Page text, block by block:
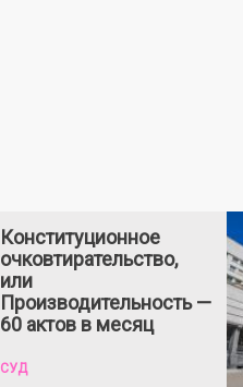
Конституционное
очковтирательство,
или
Производительность —
60 актов в месяц
СУД